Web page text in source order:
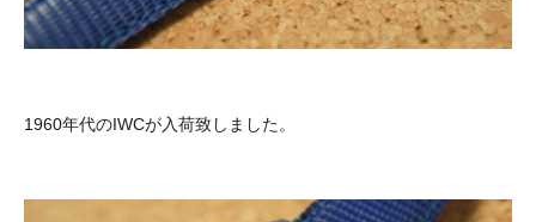
1960年代のIWCが入荷致しました。